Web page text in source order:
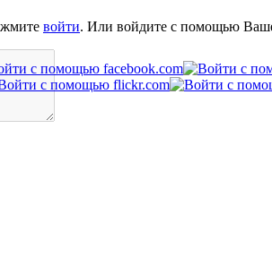
войти. Или войдите с помощью